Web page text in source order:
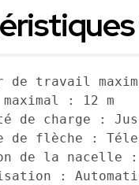
de travail
: 12 m
de charge :
de flèche :
de la nacelle
: